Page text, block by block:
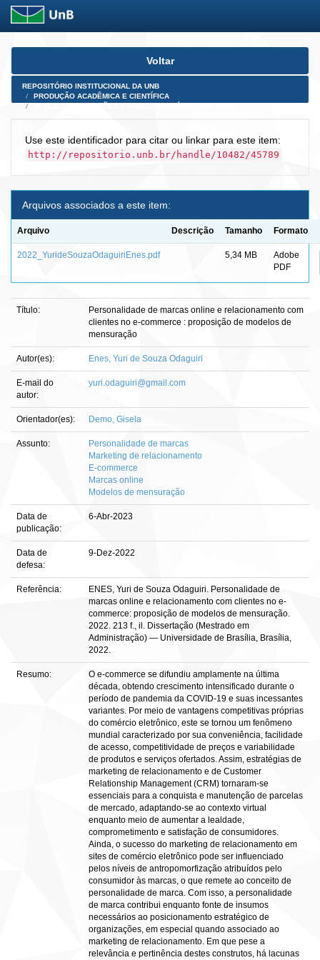
Skip
Voltar
REPOSITÓRIO INSTITUCIONAL DA UNB
PRODUÇÃO ACADÊMICA E CIENTÍFICA
Use este identificador para citar ou linkar para este item:
http://repositorio.unb.br/handle/10482/45789
Arquivos associados a este item:
Arquivo Descrição Tamanho Formato
2022_YurideSouzaOdaguiriEnes.pdf 5,34 MB
Adobe
PDF
Título:
Personalidade de marcas online e relacionamento com
clientes no e-commerce : proposição de modelos de
mensuração
Autor(es): Enes, Yuri de Souza Odaguiri
E-mail do
autor:
yuri.odaguiri@gmail.com
Orientador(es): Demo, Gisela
Assunto:
Personalidade de marcas
Marketing de relacionamento
E-commerce
Marcas online
Modelos de mensuração
Data de
publicação:
6-Abr-2023
Data de
defesa:
9-Dez-2022
Referência:
ENES, Yuri de Souza Odaguiri. Personalidade de
marcas online e relacionamento com clientes no e-
commerce: proposição de modelos de mensuração.
2022. 213 f., il. Dissertação (Mestrado em
Administração) — Universidade de Brasília, Brasília,
2022.
Resumo:
O e-commerce se difundiu amplamente na última
década, obtendo crescimento intensificado durante o
período de pandemia da COVID-19 e suas incessantes
variantes. Por meio de vantagens competitivas próprias
do comércio eletrônico, este se tornou um fenômeno
mundial caracterizado por sua conveniência, facilidade
de acesso, competitividade de preços e variabilidade
de produtos e serviços ofertados. Assim, estratégias de
marketing de relacionamento e de Customer
Relationship Management (CRM) tornaram-se
essenciais para a conquista e manutenção de parcelas
de mercado, adaptando-se ao contexto virtual
enquanto meio de aumentar a lealdade,
comprometimento e satisfação de consumidores.
Ainda, o sucesso do marketing de relacionamento em
sites de comércio eletrônico pode ser influenciado
pelos níveis de antropomorfização atribuídos pelo
consumidor às marcas, o que remete ao conceito de
personalidade de marca. Com isso, a personalidade
de marca contribui enquanto fonte de insumos
necessários ao posicionamento estratégico de
organizações, em especial quando associado ao
marketing de relacionamento. Em que pese a
relevância e pertinência destes construtos, há lacunas